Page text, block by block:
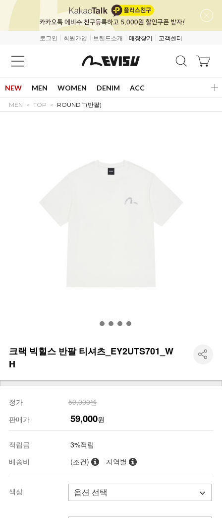
로그인 회원가입 브랜드소개 매장찾기 고객센터
NEW MEN WOMEN DENIM ACC
MEN TOP ROUND T(반팔)
크랙 빅힐스 반팔 티셔츠_EY2UTS701_W
H
정가
59,000원
판매가
59,000원
적립금
3%적립
배송비
(조건) 지역별
색상